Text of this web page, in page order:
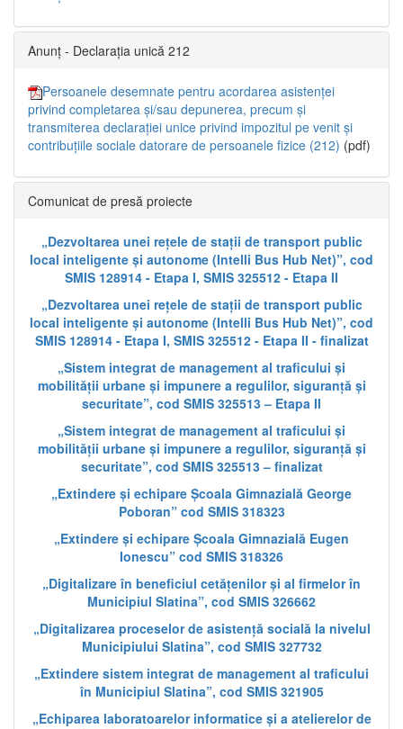
Anunț - Declarația unică 212
Persoanele desemnate pentru acordarea asistenței
privind completarea și/sau depunerea, precum și
transmiterea declarației unice privind impozitul pe venit și
contribuțiile sociale datorare de persoanele fizice (212) (pdf)
Comunicat de presă proiecte
„Dezvoltarea unei rețele de stații de transport public
local inteligente și autonome (Intelli Bus Hub Net)”, cod
SMIS 128914 - Etapa I, SMIS 325512 - Etapa II
„Dezvoltarea unei rețele de stații de transport public
local inteligente și autonome (Intelli Bus Hub Net)”, cod
SMIS 128914 - Etapa I, SMIS 325512 - Etapa II - finalizat
„Sistem integrat de management al traficului și
mobilității urbane și impunere a regulilor, siguranță și
securitate”, cod SMIS 325513 – Etapa II
„Sistem integrat de management al traficului și
mobilității urbane și impunere a regulilor, siguranță și
securitate”, cod SMIS 325513 – finalizat
„Extindere și echipare Școala Gimnazială George
Poboran” cod SMIS 318323
„Extindere și echipare Școala Gimnazială Eugen
Ionescu” cod SMIS 318326
„Digitalizare în beneficiul cetățenilor și al firmelor în
Municipiul Slatina”, cod SMIS 326662
„Digitalizarea proceselor de asistență socială la nivelul
Municipiului Slatina”, cod SMIS 327732
„Extindere sistem integrat de management al traficului
în Municipiul Slatina”, cod SMIS 321905
„Echiparea laboratoarelor informatice și a atelierelor de